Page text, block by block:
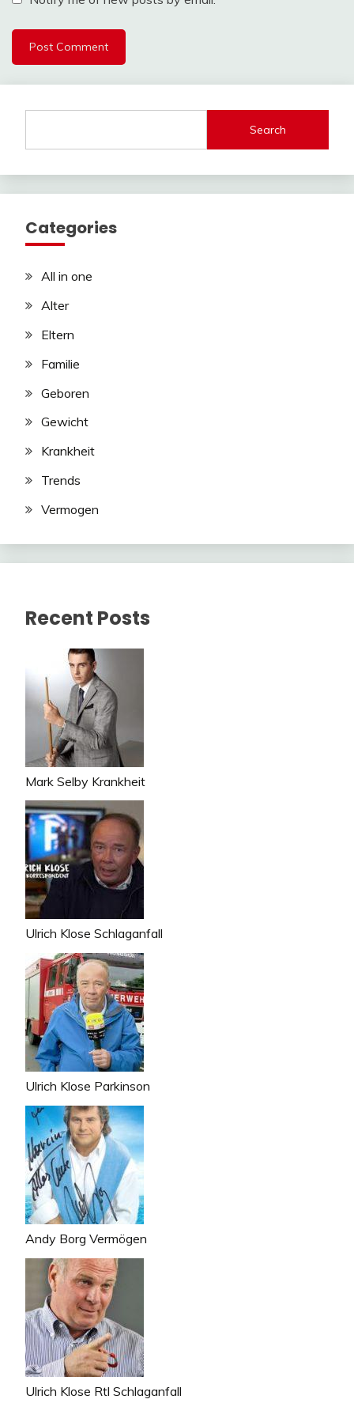
Search
Categories
All in one
Alter
Eltern
Familie
Geboren
Gewicht
Krankheit
Trends
Vermogen
Recent Posts
Mark Selby Krankheit
Ulrich Klose Schlaganfall
Ulrich Klose Parkinson
Andy Borg Vermögen
Ulrich Klose Rtl Schlaganfall